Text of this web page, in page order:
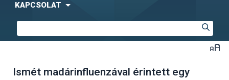
KAPCSOLAT
Ismét madárinfluenzával érintett egy